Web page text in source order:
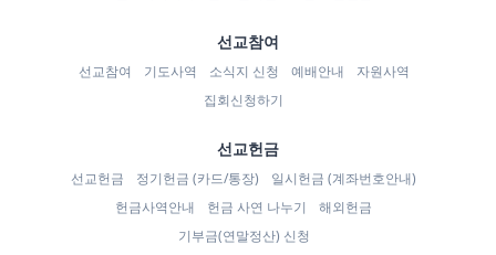
선교참여
선교참여 기도사역 소식지 신청 예배안내
자원사역
집회신청하기
선교헌금
선교헌금 정기헌금 (카드/통장)
일시헌금 (계좌번호안내)
헌금사역안내
헌금 사연 나누기
해외헌금
기부금(연말정산) 신청